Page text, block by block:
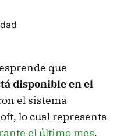
que
disponible en el
el sistema
lo cual representa
el último mes.